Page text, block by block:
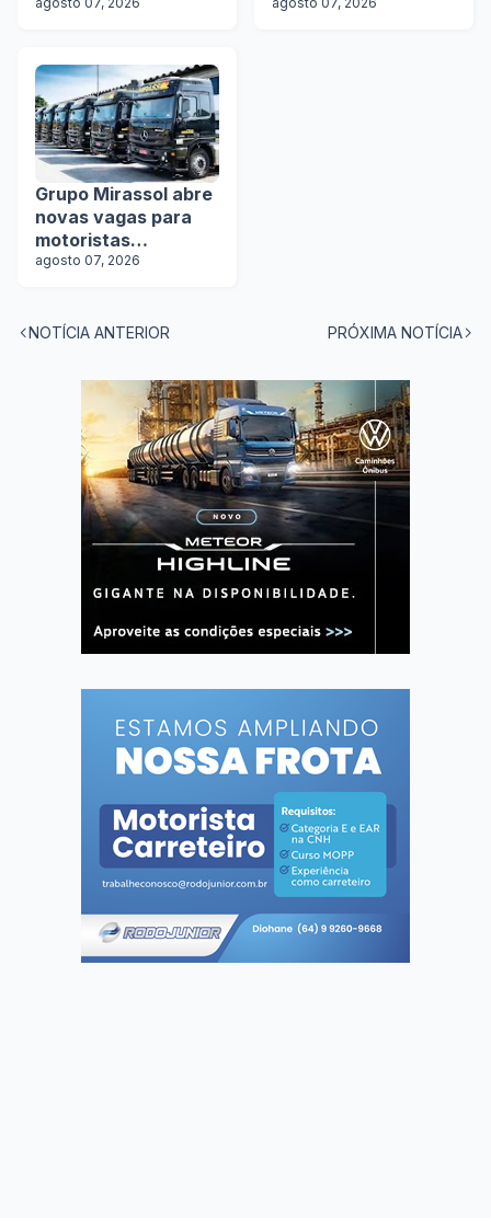
rodotrens motoristas
Grupo Mirassol abre
novas vagas para
motoristas
categoria D e E
agosto 07, 2026
NOTÍCIA ANTERIOR PRÓXIMA NOTÍCIA